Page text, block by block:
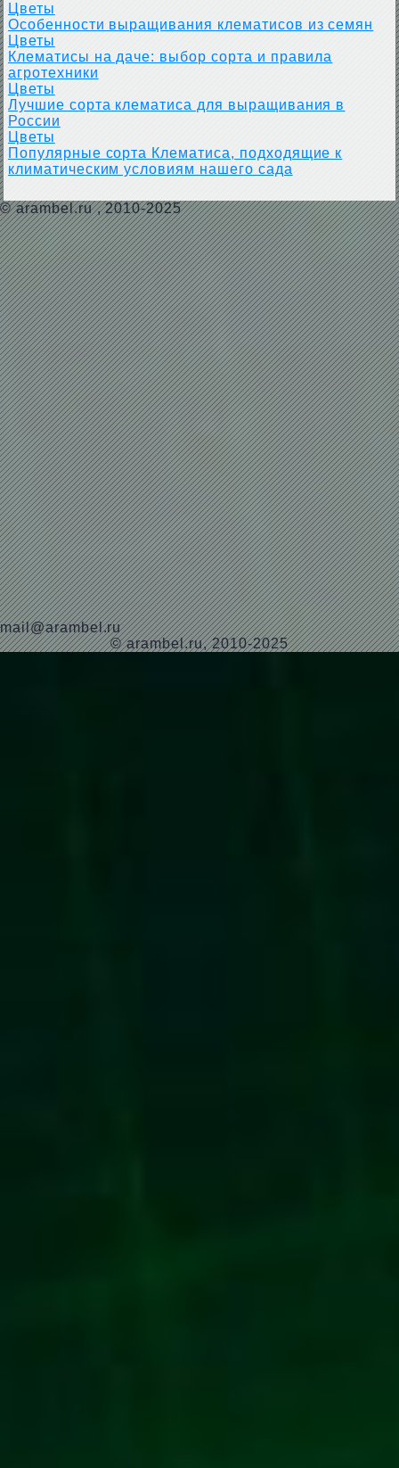
Цветы
Особенности выращивания клематисов из семян
Цветы
Клематисы на даче: выбор сорта и правила
агротехники
Цветы
Лучшие сорта клематиса для выращивания в
России
Цветы
Популярные сорта Клематиса, подходящие к
климатическим условиям нашего сада
© arambel.ru, 2010-2025
mail@arambel.ru
© arambel.ru, 2010-2025